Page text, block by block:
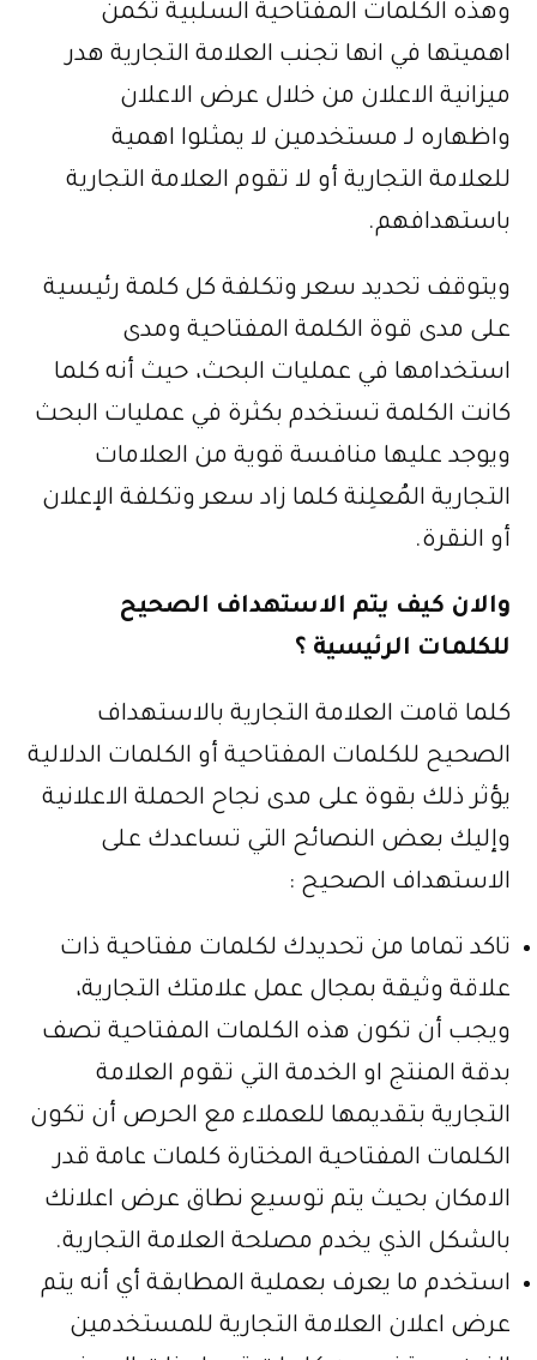
وهذه الكلمات المفتاحية السلبية تكمن
اهميتها في انها تجنب العلامة التجارية هدر
ميزانية الاعلان من خلال عرض الاعلان
واظهاره لـ مستخدمين لا يمثلوا اهمية
للعلامة التجارية أو لا تقوم العلامة التجارية
باستهدافهم.
ويتوقف تحديد سعر وتكلفة كل كلمة رئيسية
على مدى قوة الكلمة المفتاحية ومدى
استخدامها في عمليات البحث، حيث أنه كلما
كانت الكلمة تستخدم بكثرة في عمليات البحث
ويوجد عليها منافسة قوية من العلامات
التجارية المُعلِنة كلما زاد سعر وتكلفة الإعلان
أو النقرة.
والان كيف يتم الاستهداف الصحيح
للكلمات الرئيسية ؟
كلما قامت العلامة التجارية بالاستهداف
الصحيح للكلمات المفتاحية أو الكلمات الدلالية
يؤثر ذلك بقوة على مدى نجاح الحملة الاعلانية
وإليك بعض النصائح التي تساعدك على
الاستهداف الصحيح :
تاكد تماما من تحديدك لكلمات مفتاحية ذات
علاقة وثيقة بمجال عمل علامتك التجارية،
ويجب أن تكون هذه الكلمات المفتاحية تصف
بدقة المنتج او الخدمة التي تقوم العلامة
التجارية بتقديمها للعملاء مع الحرص أن تكون
الكلمات المفتاحية المختارة كلمات عامة قدر
الامكان بحيث يتم توسيع نطاق عرض اعلانك
بالشكل الذي يخدم مصلحة العلامة التجارية.
استخدم ما يعرف بعملية المطابقة أي أنه يتم
عرض اعلان العلامة التجارية للمستخدمين